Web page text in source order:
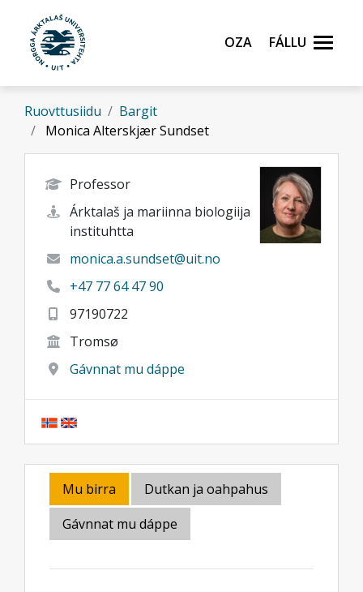
Gå til hovedinnhold
Oza
Fállu
Ruovttusiidu
Bargit
Monica Alterskjær Sundset
Professor
Árktalaš ja mariinna biologiija
instituhtta
monica.a.sundset@uit.no
+47 77 64 47 90
97190722
Tromsø
Gávnnat mu dáppe
Mu birra
Dutkan ja oahpahus
Gávnnat mu dáppe